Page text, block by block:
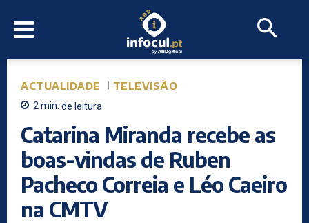
ACTUALIDADE TELEVISÃO
2min. de leitura
Catarina Miranda recebe as
boas-vindas de Ruben
Pacheco Correia e Léo Caeiro
na CMTV